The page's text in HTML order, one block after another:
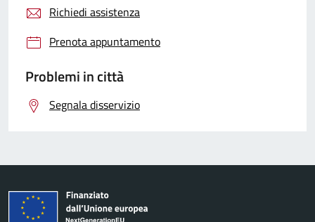
Richiedi assistenza
Prenota appuntamento
Problemi in città
Segnala disservizio